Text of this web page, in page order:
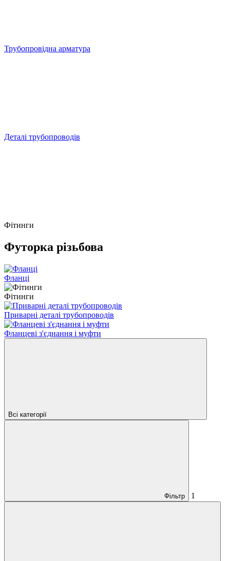
Трубопровідна арматура
Деталі трубопроводів
Фітинги
Футорка різьбова
Фланці
Фітинги
Приварні деталі трубопроводів
Фланцеві з'єднання і муфти
Всі категорії
Фільтр 1